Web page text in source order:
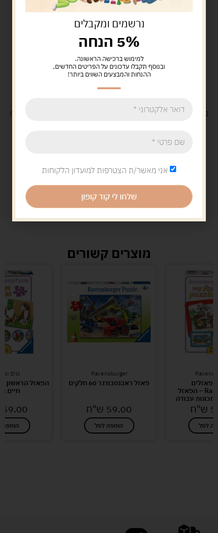
משלוח חינםבקנייה מעל 329 ש"ח
מוצרים קשורים
מארז 3 פאזלים
Ravensburger – הפאזל
עבודה
ש"ח
לסל
Ravensburger
פאזל ראבנסבורגר 60 חלקים
59.00 ש"ח
הוספה לסל
גנים
חיים
59.00
הוספה
נרשמים ומקבלים
5% הנחה
למימוש ברכישה הראשונה.
ובנוסף תקבלו עדכונים על הפריטים החדשים,
ההנחות והמבצעים השווים ביותר!
אני מאשר/ת הצטרפות למועדון הלקוחות
שלחו לי קוד קופון